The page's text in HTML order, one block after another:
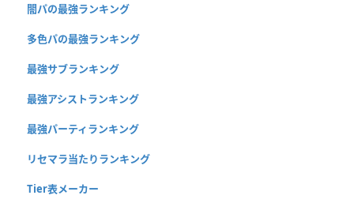
闇パの最強ランキング
多色パの最強ランキング
最強サブランキング
最強アシストランキング
最強パーティランキング
リセマラ当たりランキング
Tier表メーカー